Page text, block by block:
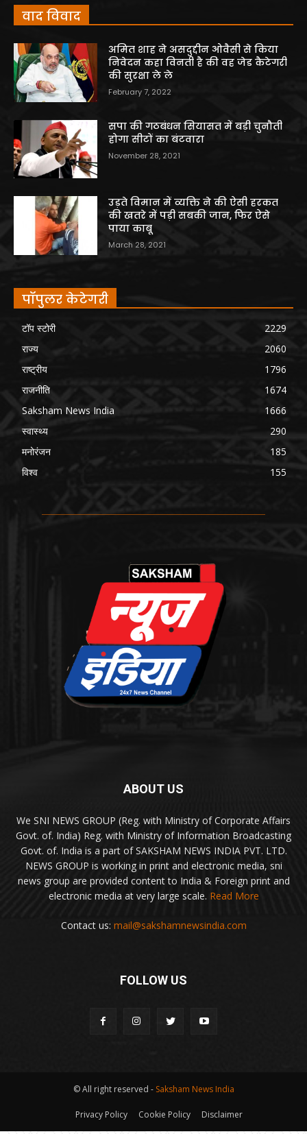
वाद विवाद
अमित शाह ने असदुद्दीन ओवैसी से किया
निवेदन कहा विनती है की वह जेड कैटेगरी
की सुरक्षा ले ले
February 7, 2022
सपा की गठबंधन सियासत में बड़ी चुनौती
होगा सीटों का बंटवारा
November 28, 2021
उड़ते विमान में व्यक्ति ने की ऐसी हरकत
की खतरे में पड़ी सबकी जान, फिर ऐसे
पाया काबू
March 28, 2021
पॉपुलर केटेगरी
टॉप स्टोरी
2229
राज्य
2060
राष्ट्रीय
1796
राजनीति
1674
Saksham News India
1666
स्वास्थ्य
290
मनोरंजन
185
विश्व
155
ABOUT US
We SNI NEWS GROUP (Reg. with Ministry of Corporate Affairs
Govt. of. India) Reg. with Ministry of Information Broadcasting
Govt. of. India is a part of SAKSHAM NEWS INDIA PVT. LTD.
NEWS GROUP is working in print and electronic media, sni
news group are provided content to India & Foreign print and
electronic media at very large scale. Read More
Contact us: mail@sakshamnewsindia.com
FOLLOW US
© All right reserved - Saksham News India
Privacy Policy Cookie Policy Disclaimer